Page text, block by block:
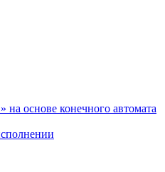
основе конечного автомата